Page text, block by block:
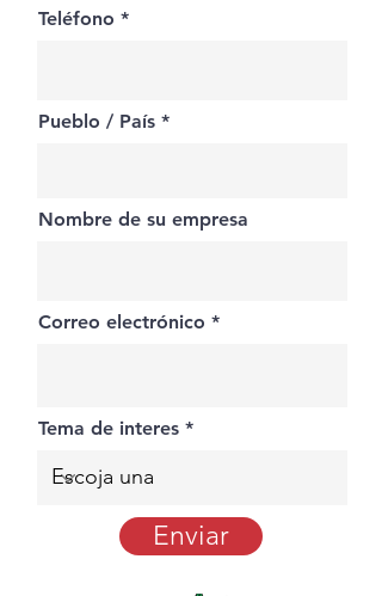
Teléfono
Pueblo / País
Nombre de su empresa
Correo electrónico
Tema de interes
Enviar